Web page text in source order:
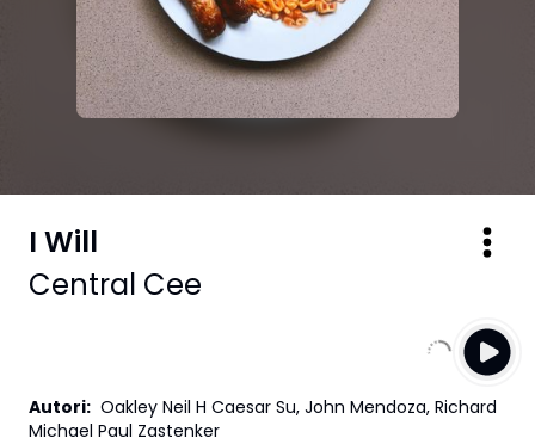
I Will
Central Cee
Autori: Oakley Neil H Caesar Su, John Mendoza, Richard
Michael Paul Zastenker